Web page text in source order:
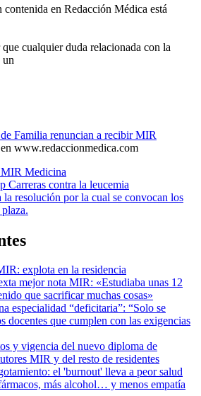
en Redacción Médica está
cualquier duda relacionada con la
un
Familia renuncian a recibir MIR
www.redaccionmedica.com
Medicina
Carreras contra la leucemia
resolución por la cual se convocan los
explota en la residencia
mejor nota MIR: «Estudiaba unas 12
que sacrificar muchas cosas»
especialidad “deficitaria”: “Solo se
docentes que cumplen con las exigencias
y vigencia del nuevo diploma de
MIR y del resto de residentes
el 'burnout' lleva a peor salud
más alcohol… y menos empatía